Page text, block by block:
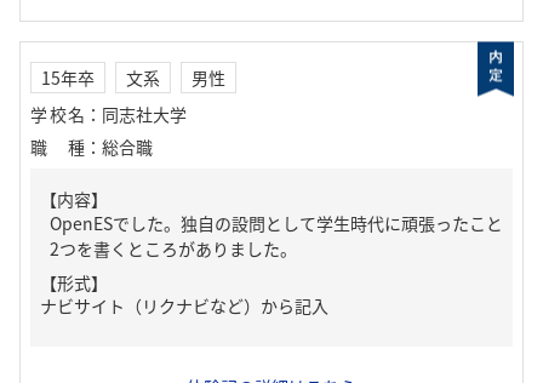
15年卒 文系
男性
学校名 ： 同志社大学
職種 ： 総合職
【内容】
OpenESでした。独自の設問として学生時代に頑張ったこと
2つを書くところがありました。
【形式】
ナビサイト（リクナビなど）から記入